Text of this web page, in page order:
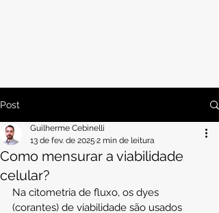
Post
Como mensurar a viabilidade
celular?
Guilherme Cebinelli
13 de fev. de 2025 2 min de leitura
Na citometria de fluxo, os dyes
(corantes) de viabilidade são usados